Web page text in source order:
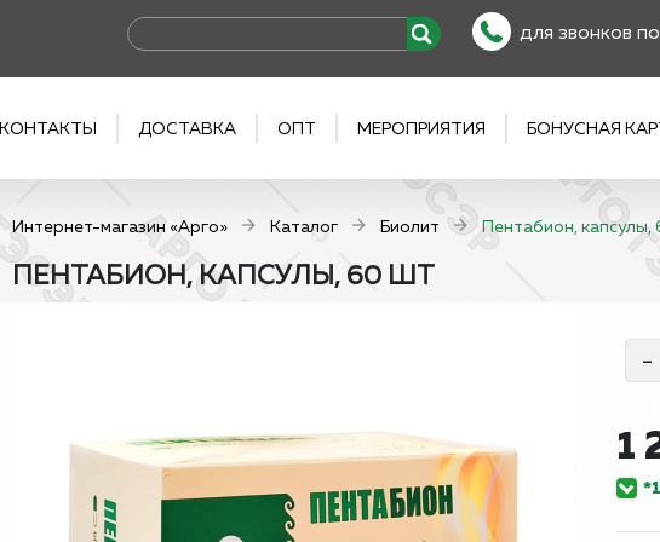
для звонков
КОНТАКТЫ ДОСТАВКА ОПТ МЕРОПРИЯТИЯ БОНУСНАЯ
Интернет-магазин «Арго» Каталог Биолит Пентабион, капсулы,
ПЕНТАБИОН, КАПСУЛЫ, 60 ШТ
-
1